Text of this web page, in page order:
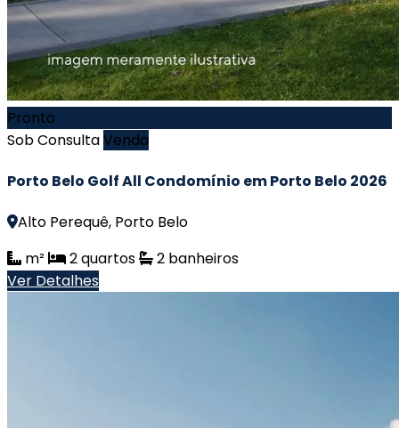
Pronto
Sob ConsultaVenda
Porto Belo Golf All Condomínio em Porto Belo 2026
Alto Perequê, Porto Belo
m²
2 quartos
2 banheiros
Ver Detalhes